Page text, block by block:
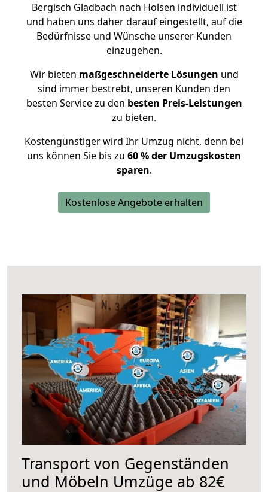
Bergisch Gladbach nach Holsen individuell ist
und haben uns daher darauf eingestellt, auf die
Bedürfnisse und Wünsche unserer Kunden
einzugehen.
Wir bieten maßgeschneiderte Lösungen und
sind immer bestrebt, unseren Kunden den
besten Service zu den besten Preis-Leistungen
zu bieten.
Kostengünstiger wird Ihr Umzug nicht, denn bei
uns können Sie bis zu 60 % der Umzugskosten
sparen.
Kostenlose Angebote erhalten
Transport von Gegenständen
und Möbeln Umzüge ab 82€